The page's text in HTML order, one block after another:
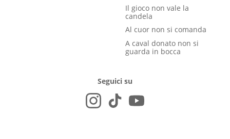
Il gioco non vale la
candela
Al cuor non si comanda
A caval donato non si
guarda in bocca
Seguici su